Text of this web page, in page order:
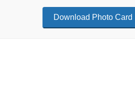
Download Photo Card